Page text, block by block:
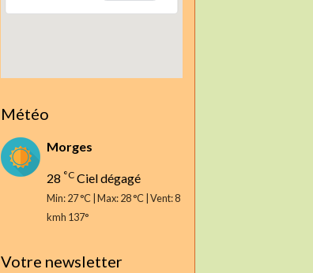
Météo
Morges
28 °C Ciel dégagé
Min: 27 °C | Max: 28 °C | Vent: 8
kmh 137°
Votre newsletter